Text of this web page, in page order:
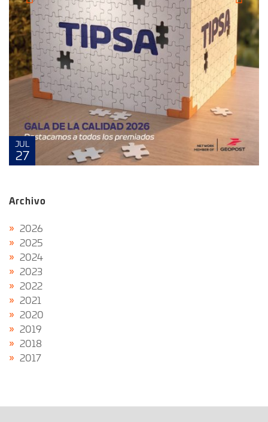
JUL
27
Archivo
2026
2025
2024
2023
2022
2021
2020
2019
2018
2017